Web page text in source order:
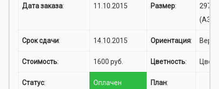
Дата заказа: 11.10.2015 Размер:
(A3)
Срок сдачи: 14.10.2015 Ориентация:
Стоимость: 1600 руб. Цветность:
Статус: Оплачен План: